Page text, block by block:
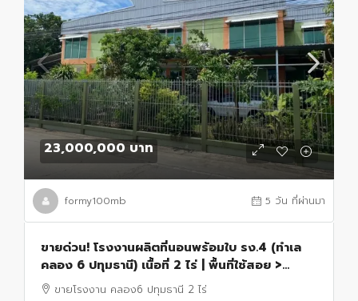
23,000,000 บาท
formy100mb 5 วัน ที่ผ่านมา
ขายด่วน! โรงงานผลิตที่นอนพร้อมใบ รง.4 (ทำเล
คลอง 6 ปทุมธานี) เนื้อที่ 2 ไร่ | พื้นที่ใช้สอย >
3,000 ตร.ม. | พร้อมดำเนินกิจการได้ทันที
ขายโรงงาน คลอง6 ปทุมธานี 2 ไร่